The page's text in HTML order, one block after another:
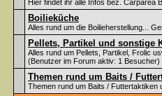
Hier findet ihr alle Infos bez. Carparea
Boilieküche
Alles rund um die Boilieherstellung...
Pellets, Partikel und sonstige
Alles rund um Pellets, Partikel, Frolic
(Benutzer im Forum aktiv: 1 Besucher)
Themen rund um Baits /
Themen rund um Baits / Futtertaktiken